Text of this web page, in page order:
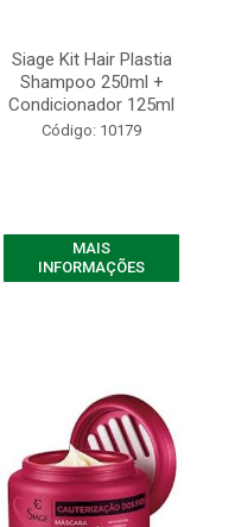
Siage Kit Hair Plastia
Shampoo 250ml +
Condicionador 125ml
Código: 10179
MAIS
INFORMAÇÕES